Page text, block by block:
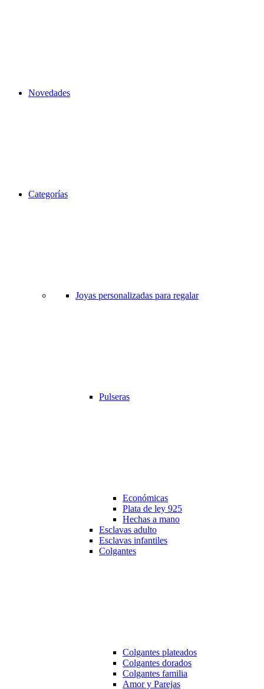
Novedades
Categorías
Joyas personalizadas para regalar
Pulseras
Económicas
Plata de ley 925
Hechas a mano
Esclavas adulto
Esclavas infantiles
Colgantes
Colgantes plateados
Colgantes dorados
Colgantes familia
Amor y Parejas